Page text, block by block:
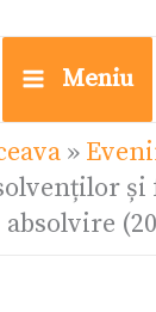
Meniu
»
absolvire